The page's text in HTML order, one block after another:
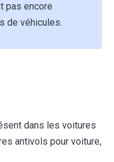
pas encore
de véhicules.
dans les voitures
antivols pour voiture,